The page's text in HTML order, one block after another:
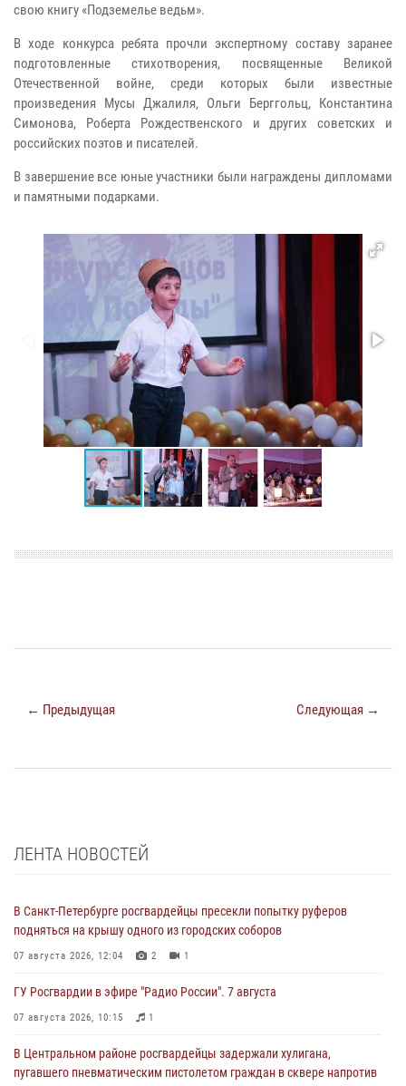
свою книгу «Подземелье ведьм».
В ходе конкурса ребята прочли экспертному составу заранее
подготовленные стихотворения, посвященные Великой
Отечественной войне, среди которых были известные
произведения Мусы Джалиля, Ольги Берггольц, Константина
Симонова, Роберта Рождественского и других советских и
российских поэтов и писателей.
В завершение все юные участники были награждены дипломами
и памятными подарками.
← Предыдущая Следующая →
ЛЕНТА НОВОСТЕЙ
В Санкт-Петербурге росгвардейцы пресекли попытку руферов
подняться на крышу одного из городских соборов
07 августа 2026, 12:04 2 1
ГУ Росгвардии в эфире "Радио России". 7 августа
07 августа 2026, 10:15 1
В Центральном районе росгвардейцы задержали хулигана,
пугавшего пневматическим пистолетом граждан в сквере напротив